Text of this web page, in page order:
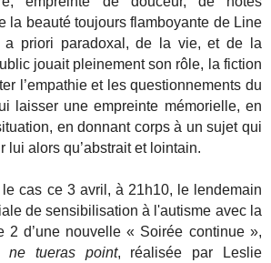
la beauté toujours flamboyante de Line
a priori paradoxal, de la vie, et de la
jouait pleinement son rôle, la fiction
l’empathie et les questionnements du
laisser une empreinte mémorielle, en
en donnant corps à un sujet qui
lui alors qu’abstrait et lointain.
cas ce 3 avril, à 21h10, le lendemain
de sensibilisation à l'autisme avec la
2 d’une nouvelle « Soirée continue »,
ne tueras point, réalisée par Leslie